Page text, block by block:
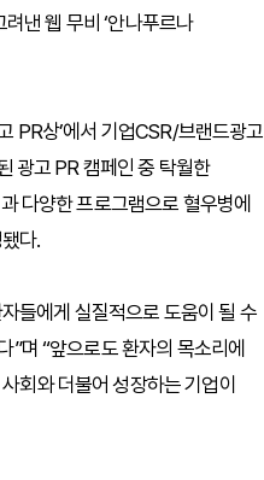
낸 웹 무비 ‘안나푸르나
PR상’에서 기업CSR/브랜드광고
광고 PR 캠페인 중 탁월한
다양한 프로그램으로 혈우병에
다.
들에게 실질적으로 도움이 될 수
”며 “앞으로도 환자의 목소리에
회와 더불어 성장하는 기업이